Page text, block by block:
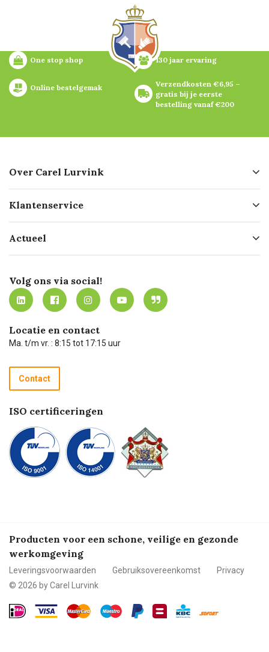
One stop shop 130 jaar ervaring
Online bestelgemak
Verzendkosten €6,95 –
gratis bij je eerste
bestelling vanaf €200
Over Carel Lurvink
Geschiedenis
Missie
Certificering
Werken bij Carel Lurvink
MVO
Klantenservice
Bezorgen
Mijn Carel Lurvink
Mijn Carel Lurvink instructievideo's
Carel Lurvink App
Hulp op afstand
Technische dienst
Recycle programma
Betalen
Actueel
Innovation LAB
Tevreden klanten
Carel Lurvink Blog
Carel de podcast
Volg ons via social!
Locatie en contact
Ma. t/m vr. : 8:15 tot 17:15 uur
Contact
ISO certificeringen
Producten voor een schone, veilige en gezonde
werkomgeving
Leveringsvoorwaarden Gebruiksovereenkomst
Privacy
© 2026 by Carel Lurvink